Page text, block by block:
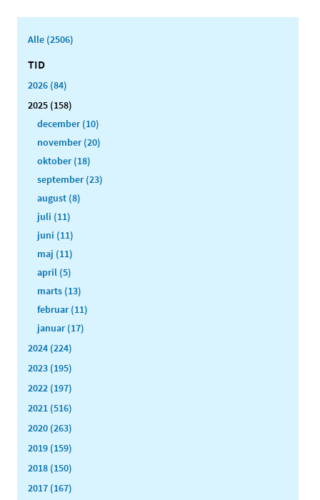
Alle (2506)
TID
2026 (84)
2025 (158)
december (10)
november (20)
oktober (18)
september (23)
august (8)
juli (11)
juni (11)
maj (11)
april (5)
marts (13)
februar (11)
januar (17)
2024 (224)
2023 (195)
2022 (197)
2021 (516)
2020 (263)
2019 (159)
2018 (150)
2017 (167)